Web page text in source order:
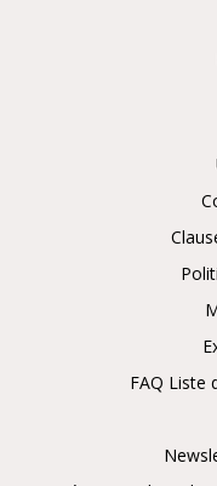
FAQ Liste